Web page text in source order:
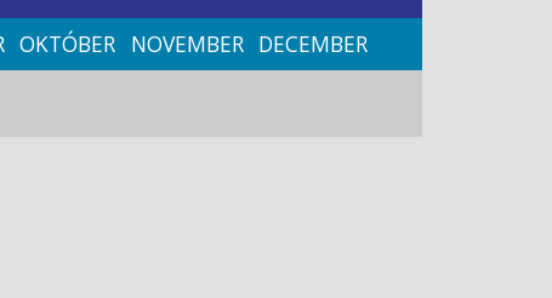
OKTÓBER NOVEMBER DECEMBER